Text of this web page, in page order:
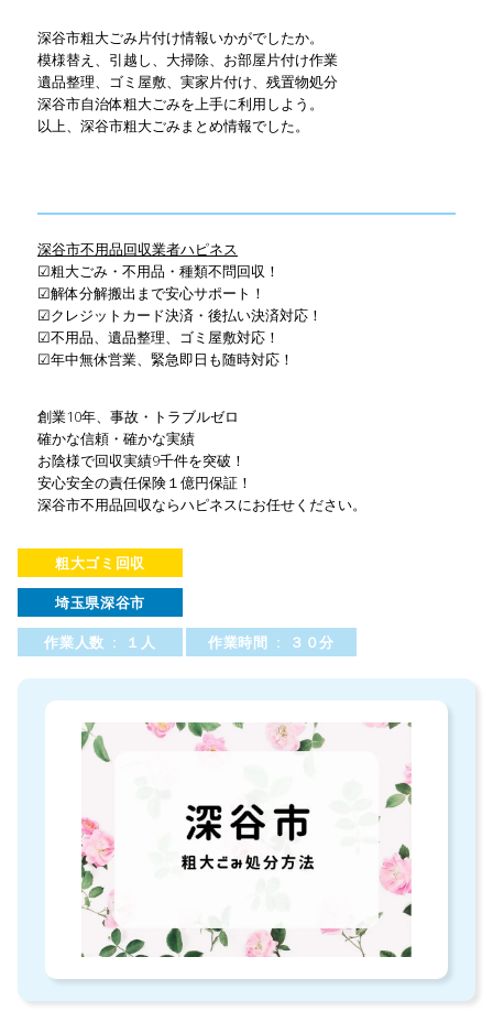
深谷市粗大ごみ片付け情報いかがでしたか。
模様替え、引越し、大掃除、お部屋片付け作業
遺品整理、ゴミ屋敷、実家片付け、残置物処分
深谷市自治体粗大ごみを上手に利用しよう。
以上、深谷市粗大ごみまとめ情報でした。
深谷市不用品回収業者ハピネス
☑粗大ごみ・不用品・種類不問回収！
☑解体分解搬出まで安心サポート！
☑クレジットカード決済・後払い決済対応！
☑不用品、遺品整理、ゴミ屋敷対応！
☑年中無休営業、緊急即日も随時対応！
創業10年、事故・トラブルゼロ
確かな信頼・確かな実績
お陰様で回収実績9千件を突破！
安心安全の責任保険１億円保証！
深谷市不用品回収ならハピネスにお任せください。
粗大ゴミ回収
埼玉県深谷市
作業人数 : １人
作業時間 : ３０分